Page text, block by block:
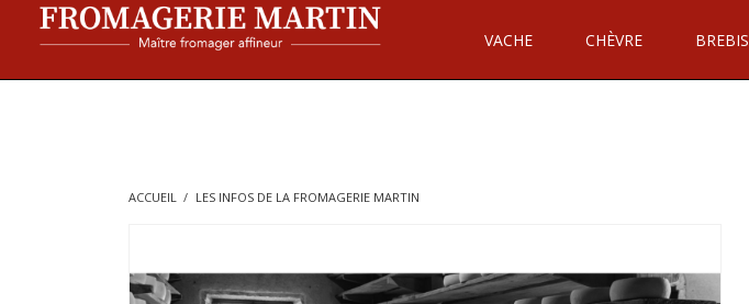
VACHE CHÈVRE BREBIS
ACCUEIL LES INFOS DE LA FROMAGERIE MARTIN